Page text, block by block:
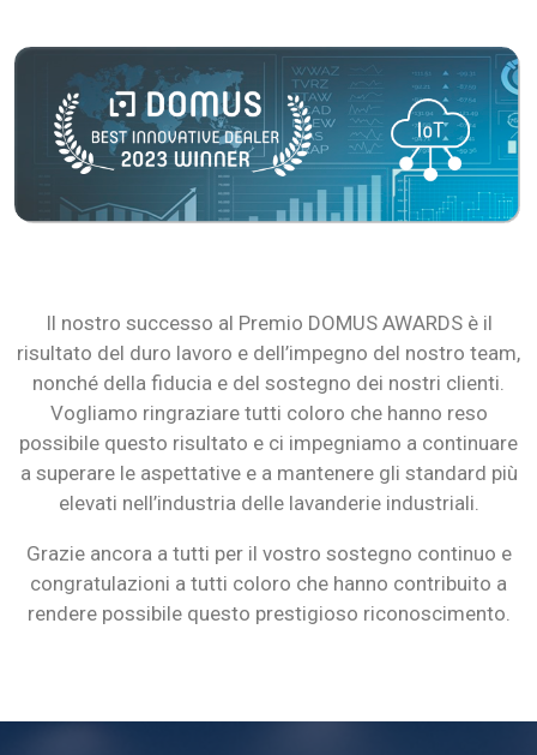
Il nostro successo al Premio DOMUS AWARDS è il
risultato del duro lavoro e dell’impegno del nostro team,
nonché della fiducia e del sostegno dei nostri clienti.
Vogliamo ringraziare tutti coloro che hanno reso
possibile questo risultato e ci impegniamo a continuare
a superare le aspettative e a mantenere gli standard più
elevati nell’industria delle lavanderie industriali.
Grazie ancora a tutti per il vostro sostegno continuo e
congratulazioni a tutti coloro che hanno contribuito a
rendere possibile questo prestigioso riconoscimento.